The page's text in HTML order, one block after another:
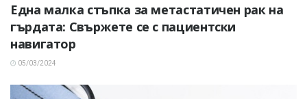
Една малка стъпка за метастатичен рак на
гърдата: Свържете се с пациентски
навигатор
05/03/2024